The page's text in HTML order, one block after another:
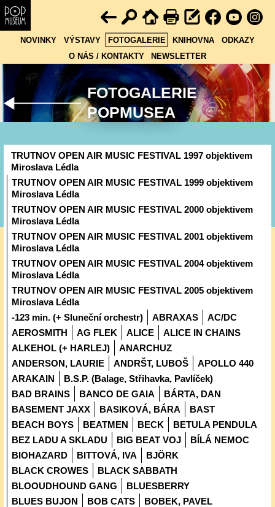
NOVINKY VÝSTAVY FOTOGALERIE KNIHOVNA
ODKAZY
O NÁS / KONTAKTY
NEWSLETTER
FOTOGALERIE
POPMUSEA
TRUTNOV OPEN AIR MUSIC FESTIVAL 1997 objektivem
Miroslava Lédla
TRUTNOV OPEN AIR MUSIC FESTIVAL 1999 objektivem
Miroslava Lédla
TRUTNOV OPEN AIR MUSIC FESTIVAL 2000 objektivem
Miroslava Lédla
TRUTNOV OPEN AIR MUSIC FESTIVAL 2001 objektivem
Miroslava Lédla
TRUTNOV OPEN AIR MUSIC FESTIVAL 2004 objektivem
Miroslava Lédla
TRUTNOV OPEN AIR MUSIC FESTIVAL 2005 objektivem
Miroslava Lédla
-123 min. (+ Sluneční orchestr)
ABRAXAS
AC/DC
AEROSMITH
AG FLEK ALICE
ALICE IN CHAINS
ALKEHOL (+ HARLEJ)
ANARCHUZ
ANDERSON, LAURIE
ANDRŠT, LUBOŠ
APOLLO 440
ARAKAIN
B.S.P. (Balage, Střihavka, Pavlíček)
BAD BRAINS
BANCO DE GAIA
BÁRTA, DAN
BASEMENT JAXX
BASIKOVÁ, BÁRA
BAST
BEACH BOYS
BEATMEN BECK
BETULA PENDULA
BEZ LADU A SKLADU
BIG BEAT VOJ
BÍLÁ NEMOC
BIOHAZARD
BITTOVÁ, IVA
BJÖRK
BLACK CROWES
BLACK SABBATH
BLOOUDHOUND GANG
BLUESBERRY
BLUES BUJON
BOB CATS
BOBEK, PAVEL